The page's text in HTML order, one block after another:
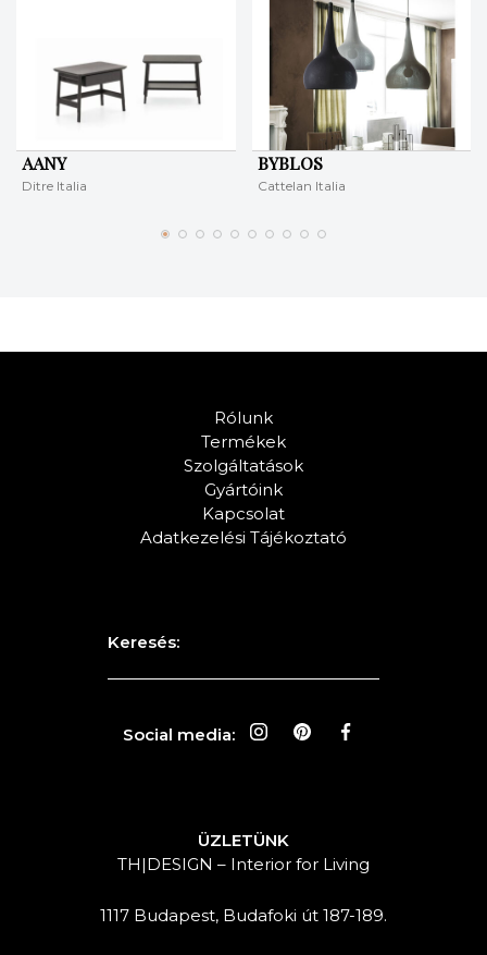
AANY
Ditre Italia
BYBLOS
Cattelan Italia
Rólunk
Termékek
Szolgáltatások
Gyártóink
Kapcsolat
Adatkezelési Tájékoztató
Keresés:
Social media:
ÜZLETÜNK
TH|DESIGN – Interior for Living
1117 Budapest, Budafoki út 187-189.